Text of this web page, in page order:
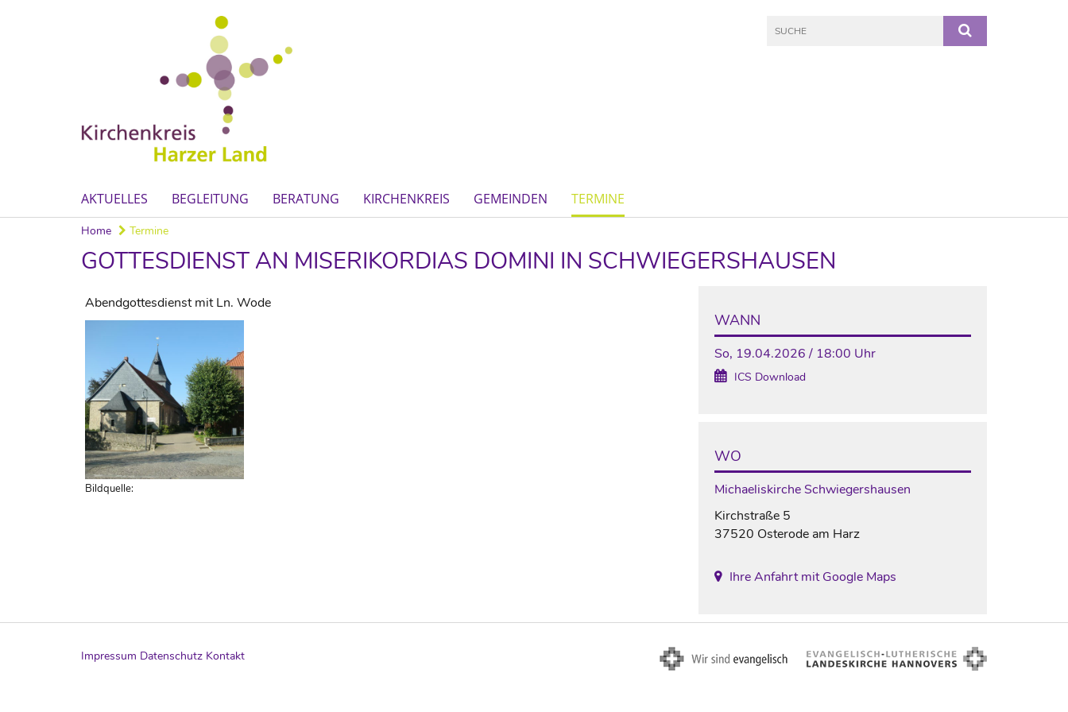
AKTUELLES BEGLEITUNG BERATUNG KIRCHENKREIS GEMEINDEN TERMINE
Home Termine
GOTTESDIENST AN MISERIKORDIAS DOMINI IN SCHWIEGERSHAUSEN
Abendgottesdienst mit Ln. Wode
Bildquelle:
WANN
So, 19.04.2026 / 18:00 Uhr
ICS Download
WO
Michaeliskirche Schwiegershausen
Kirchstraße 5
37520 Osterode am Harz
Ihre Anfahrt mit Google Maps
Impressum Datenschutz Kontakt